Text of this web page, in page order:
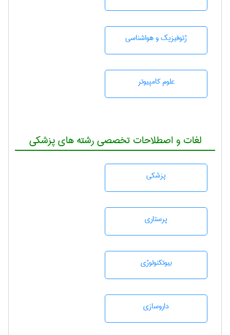
ژئوفيزيك و هواشناسی
علوم کامپیوتر
لغات و اصطلاحات تخصصی رشته های پزشکی
پزشكی
پرستاری
بيوتكنولوژی
داروسازی